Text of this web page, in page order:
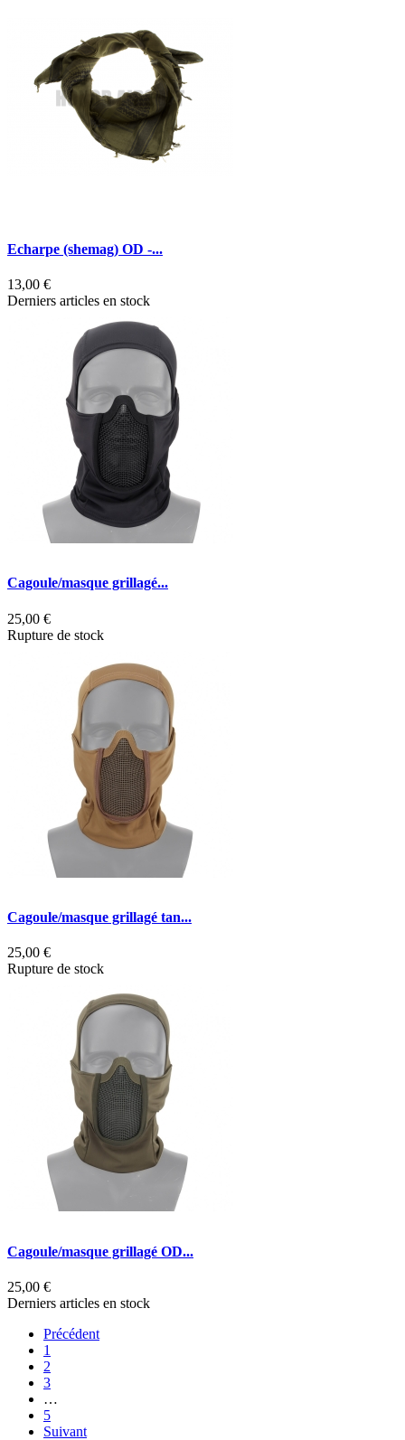
Echarpe (shemag) OD -...
13,00 €
Derniers articles en stock
Cagoule/masque grillagé...
25,00 €
Rupture de stock
Cagoule/masque grillagé tan...
25,00 €
Rupture de stock
Cagoule/masque grillagé OD...
25,00 €
Derniers articles en stock
Précédent
1
2
3
…
5
Suivant